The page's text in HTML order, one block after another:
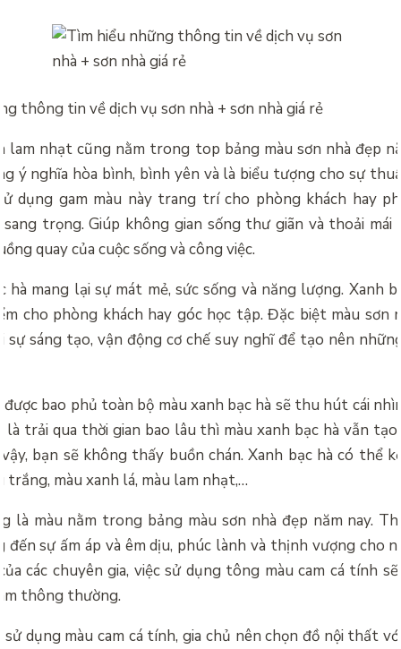
thông tin về dịch vụ sơn nhà + sơn nhà giá rẻ
lam nhạt cũng nằm trong top bảng màu sơn nhà đẹp
ý nghĩa hòa bình, bình yên và là biểu tượng cho sự
dụng gam màu này trang trí cho phòng khách hay
trọng. Giúp không gian sống thư giãn và thoải mái
quay của cuộc sống và công việc.
hà mang lại sự mát mẻ, sức sống và năng lượng. Xanh
cho phòng khách hay góc học tập. Đặc biệt màu sơn
sự sáng tạo, vận động cơ chế suy nghĩ để tạo nên
bao phủ toàn bộ màu xanh bạc hà sẽ thu hút cái
là trải qua thời gian bao lâu thì màu xanh bạc hà vẫn
bạn sẽ không thấy buồn chán. Xanh bạc hà có thể
trắng, màu xanh lá, màu lam nhạt,…
là màu nằm trong bảng màu sơn nhà đẹp năm nay.
đến sự ấm áp và êm dịu, phúc lành và thịnh vượng cho
các chuyên gia, việc sử dụng tông màu cam cá tính
thông thường.
dụng màu cam cá tính, gia chủ nên chọn đồ nội thất